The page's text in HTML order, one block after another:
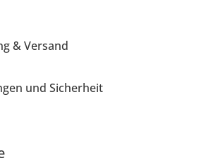
& Versand
und Sicherheit